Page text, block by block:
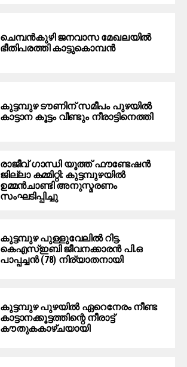
ചെമ്പന്‍കുഴി ജനവാസ മേഖലയില്‍
ഭീതിപരത്തി കാട്ടുകൊമ്പന്‍
കുട്ടമ്പുഴ ടൗണിന് സമീപം പുഴയിൽ
കാട്ടാന കൂട്ടം വീണ്ടും നീരാട്ടിനെത്തി
രാജീവ് ഗാന്ധി യൂത്ത് ഫൗണ്ടേഷൻ
ജില്ലാ കമ്മിറ്റി: കുട്ടമ്പുഴയിൽ
ഉമ്മൻചാണ്ടി അനുസ്മരണം
സംഘടിപ്പിച്ചു
കുട്ടമ്പുഴ പുള്ളുവേലില്‍ റിട്ട.
കെഎസ്ഇബി ജീവനക്കാരന്‍ പി.ഒ
പാപ്പച്ചന്‍ (78) നിര്യാതനായി
കുട്ടമ്പുഴ പുഴയില്‍ ഏറെനേരം നീണ്ട
കാട്ടാനക്കൂട്ടത്തിന്റെ നീരാട്ട്
കൗതുകകാഴ്ചയായി